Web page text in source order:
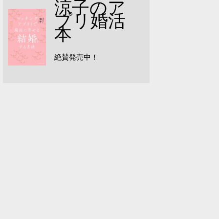
涼子のア
プリ婚活
本
絶賛発売中！